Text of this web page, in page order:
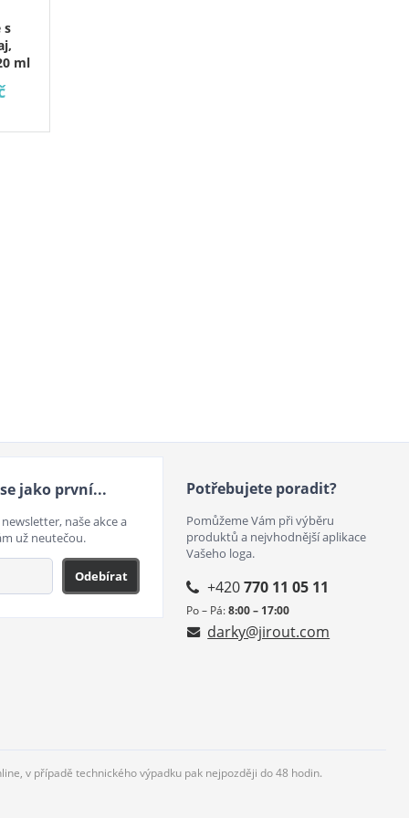
s
ml
jako první...
naše akce a
už neutečou.
Odebírat
Potřebujete poradit?
Pomůžeme Vám při výběru
produktů a nejvhodnější aplikace
Vašeho loga.
+420770 11 05 11
Po – Pá:8:00 – 17:00
darky@jirout.com
v případě technického výpadku pak nejpozději do 48 hodin.